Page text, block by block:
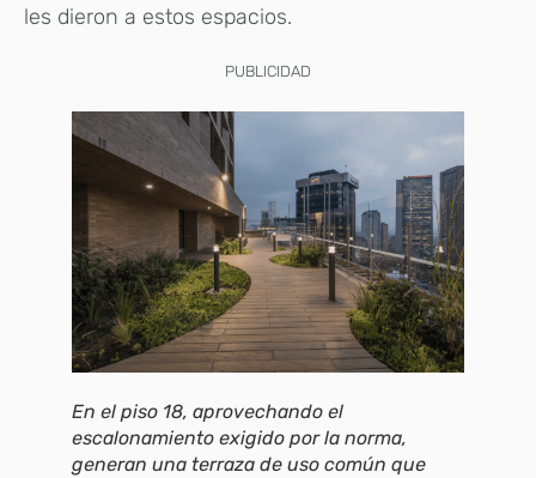
les dieron a estos espacios.
PUBLICIDAD
En el piso 18, aprovechando el
escalonamiento exigido por la norma,
generan una terraza de uso común que